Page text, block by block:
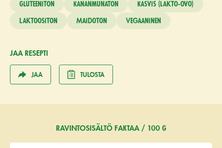
Gluteeniton Kananmunaton Kasvis (lakto-ovo)
Laktoositon Maidoton Vegaaninen
JAA RESEPTI
JAA TULOSTA
RAVINTOSISÄLTÖ FAKTAA / 100 G